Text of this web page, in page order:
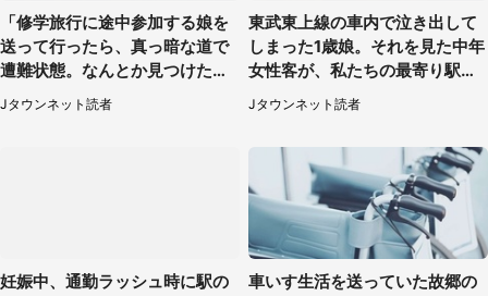
「修学旅行に途中参加する娘を
送って行ったら、真っ暗な道で
遭難状態。なんとか見つけた民
家に助けを求めると、住人の男
性が...」
Jタウンネット読者
東武東上線の車内で泣き出して
しまった1歳娘。それを見た中年
女性客が、私たちの最寄り駅ま
でずっと（埼玉県・30代女性）
Jタウンネット読者
妊娠中、通勤ラッシュ時に駅の
車いす生活を送っていた故郷の